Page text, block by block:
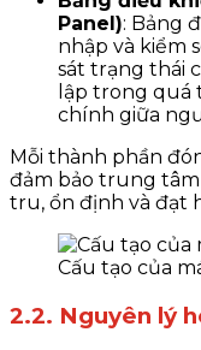
Panel): Bảng
nhập và kiểm
sát trạng thái
lập trong quá
chính giữa
Mỗi thành phần
đảm bảo trung
tru, ổn định và đạt
Cấu tạo của
2.2. Nguyên lý